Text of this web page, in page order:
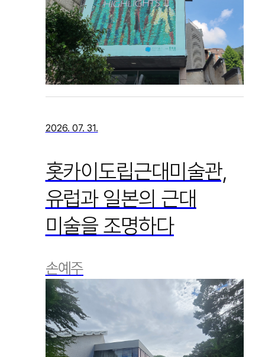
2026. 07. 31.
홋카이도립근대미술관,
유럽과 일본의 근대
미술을 조명하다
손예주